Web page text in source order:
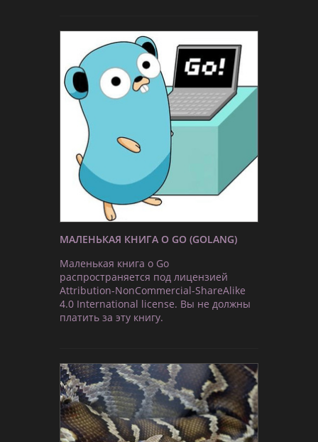
МАЛЕНЬКАЯ КНИГА О GO (GOLANG)
Маленькая книга о Go
распространяется под лицензией
Attribution-NonCommercial-ShareAlike
4.0 International license. Вы не должны
платить за эту книгу.